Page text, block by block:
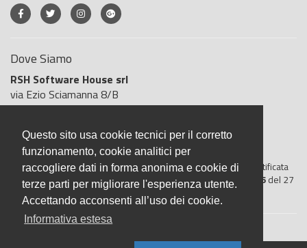
Questo sito usa cookie tecnici per il corretto
funzionamento, cookie analitici per
raccogliere dati in forma anonima e cookie di
terze parti per migliorare l'esperienza utente.
Accettando acconsenti all’uso dei cookie.
Informativa estesa
Dove Siamo
RSH Software House srl
via Ezio Sciamanna 8/B
00168 Roma
Italia
BigliettoVeloce è basato sulla piattaforma"GeSiFi ver 1.5"
certificata
dall’Agenzia delle Entrate con protocollo numero2021/103896 del 27
aprile 2021